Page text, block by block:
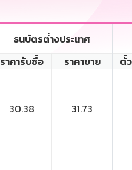
ธนบัตรต่่างประเทศ
ราคารับซื้อ
ราคาขาย ตั๋
30.38 31.73